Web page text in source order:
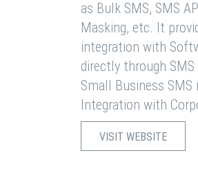
as Bulk SMS, SMS
Masking, etc. It
integration with
directly through
Small Business SMS
Integration with
VISIT WEBSITE